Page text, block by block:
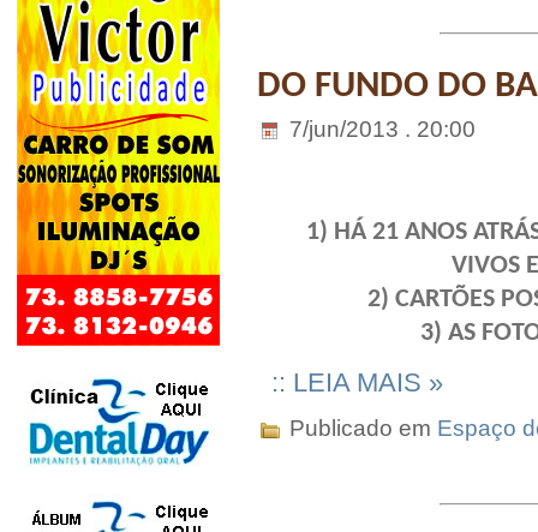
DO FUNDO DO
7/jun/2013 . 20:00
1) HÁ 21 ANOS
VIVOS
2) CARTÕES
3) AS
:: LEIA MAIS »
Publicado em Espaço